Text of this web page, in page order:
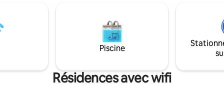
de Tiveden sont
la distance et sont
à vélo ou en voiture. Le linge
et le ménage final
pas accueillir d'animaux de
car beaucoup de nos
gratuit et écran de téléviseur
Chromecast. Des chargeurs de voiture
électrique sont disponibles
des frais supplémentaires.
minutes à pied de la gare et à
bus le plus proche. Un
minutes à pied de l'épicerie la
Piscine
Résidences avec wifi